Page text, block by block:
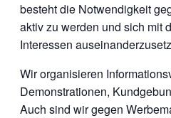
besteht die Notwendigkeit
aktiv zu werden und sich mit
Interessen
Wir organisieren
Demonstrationen,
Auch sind wir gegen